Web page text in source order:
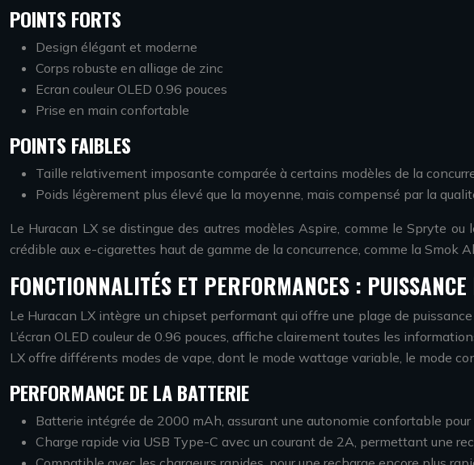
POINTS FORTS
Design élégant et moderne
Corps robuste en alliage de zinc
Ecran couleur OLED 0.96 pouces
Prise en main confortable
POINTS FAIBLES
Taille relativement imposante comparée à certains modèles de la
Poids légèrement plus élevé que la moyenne, mais compensé par la
Le Huracan LX se distingue des autres modèles Aspire, comme le Spryte
crédible aux e-cigarettes haut de gamme de la concurrence, comme la
FONCTIONNALITÉS ET PERFORMANCES :
Le Huracan LX intègre un chipset performant qui offre une plage de
L’écran OLED couleur de 0.96 pouces, affiche clairement toutes les
LX offre différents modes de vape, dont le mode wattage variable, le mode
PERFORMANCE DE LA BATTERIE
Batterie intégrée de 2000 mAh, assurant une autonomie confortable
Charge rapide via USB Type-C avec un courant de 2A, permettant une